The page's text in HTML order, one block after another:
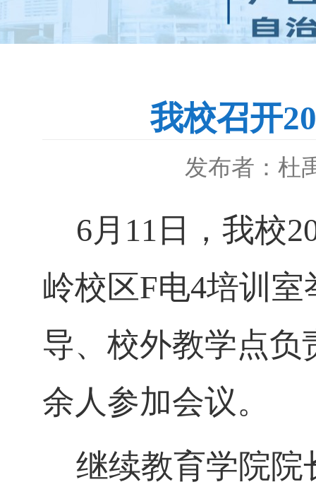
我校召开
发布者：杜
6月 11 日，我校
岭校区F电4培训室
导、校外教学点负
余人参加会议。
继续教育学院院